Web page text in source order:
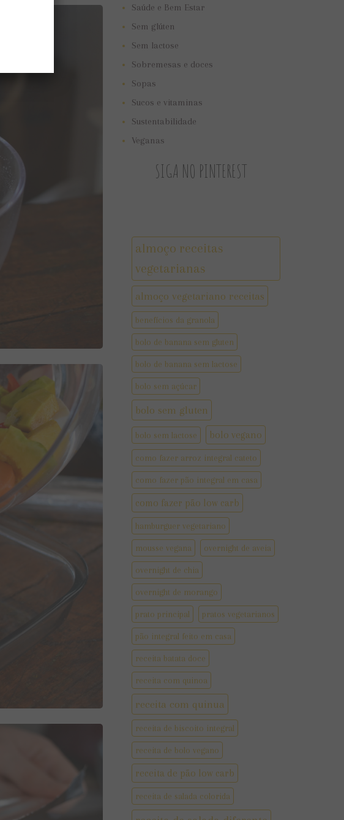
Saúde e Bem Estar
Sem glúten
Sem lactose
Sobremesas e doces
Sopas
Sucos e vitaminas
Sustentabilidade
Veganas
SIGA NO PINTEREST
almoço receitas
vegetarianas
almoço vegetariano receitas
benefícios da granola
bolo de banana sem gluten
bolo de banana sem lactose
bolo sem açúcar
bolo sem gluten
bolo sem lactose bolo vegano
como fazer arroz integral cateto
como fazer pão integral em casa
como fazer pão low carb
hamburguer vegetariano
mousse vegana overnight de aveia
overnight de chia
overnight de morango
prato principal pratos vegetarianos
pão integral feito em casa
receita batata doce
receita com quinoa
receita com quinua
receita de biscoito integral
receita de bolo vegano
receita de pão low carb
receita de salada colorida